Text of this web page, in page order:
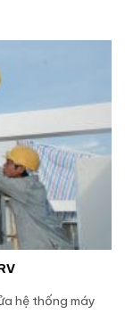
hệ thống máy